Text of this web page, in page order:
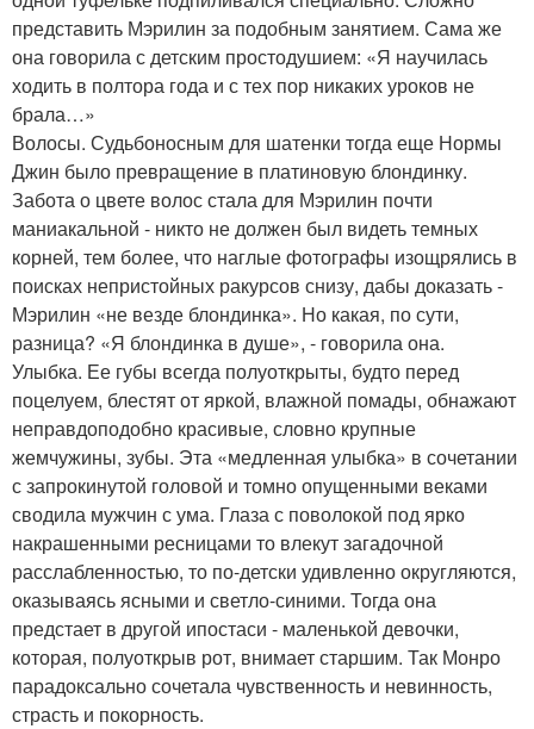
представить Мэрилин за подобным занятием. Сама же
она говорила с детским простодушием: «Я научилась
ходить в полтора года и с тех пор никаких уроков не
брала…»
Волосы. Судьбоносным для шатенки тогда еще Нормы
Джин было превращение в платиновую блондинку.
Забота о цвете волос стала для Мэрилин почти
маниакальной - никто не должен был видеть темных
корней, тем более, что наглые фотографы изощрялись в
поисках непристойных ракурсов снизу, дабы доказать -
Мэрилин «не везде блондинка». Но какая, по сути,
разница? «Я блондинка в душе», - говорила она.
Улыбка. Ее губы всегда полуоткрыты, будто перед
поцелуем, блестят от яркой, влажной помады, обнажают
неправдоподобно красивые, словно крупные
жемчужины, зубы. Эта «медленная улыбка» в сочетании
с запрокинутой головой и томно опущенными веками
сводила мужчин с ума. Глаза с поволокой под ярко
накрашенными ресницами то влекут загадочной
расслабленностью, то по-детски удивленно округляются,
оказываясь ясными и светло-синими. Тогда она
предстает в другой ипостаси - маленькой девочки,
которая, полуоткрыв рот, внимает старшим. Так Монро
парадоксально сочетала чувственность и невинность,
страсть и покорность.